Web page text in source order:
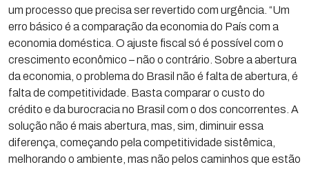
um processo que precisa ser revertido com urgência. “Um
erro básico é a comparação da economia do País com a
economia doméstica. O ajuste fiscal só é possível com o
crescimento econômico – não o contrário. Sobre a abertura
da economia, o problema do Brasil não é falta de abertura, é
falta de competitividade. Basta comparar o custo do
crédito e da burocracia no Brasil com o dos concorrentes. A
solução não é mais abertura, mas, sim, diminuir essa
diferença, começando pela competitividade sistêmica,
melhorando o ambiente, mas não pelos caminhos que estão